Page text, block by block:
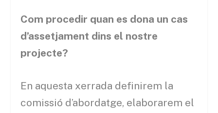
Com procedir quan es dona un cas
d’assetjament dins el nostre
projecte?
En aquesta xerrada definirem la
comissió d’abordatge, elaborarem el